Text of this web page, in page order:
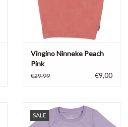
Vingino Ninneke Peach
Pink
€29,99 €9,00
SALE